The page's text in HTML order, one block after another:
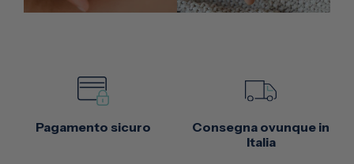
Pagamento sicuro
Consegna ovunque in
Italia